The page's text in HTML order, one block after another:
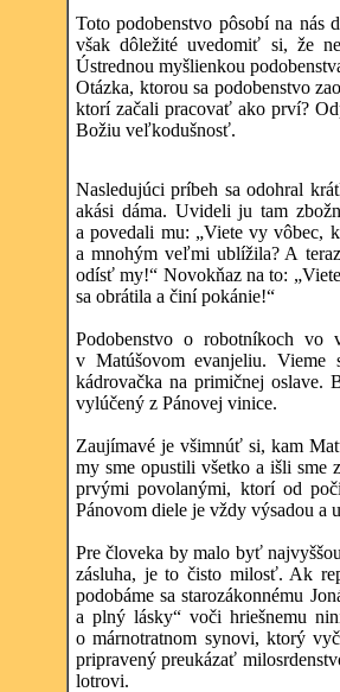
Toto podobenstvo pôsobí na nás
však dôležité uvedomiť si, že
Ústrednou myšlienkou
Otázka, ktorou sa podobenstvo
ktorí začali pracovať ako prví?
Božiu veľkodušnosť.
Nasledujúci príbeh sa odohral
akási dáma. Uvideli ju tam
a povedali mu: „Viete vy vôbec,
a mnohým veľmi ublížila? A
odísť my!“ Novokňaz na to:
sa obrátila a činí pokánie!“
Podobenstvo o robotníkoch vo
v Matúšovom evanjeliu.
kádrovačka na primičnej oslave.
vylúčený z Pánovej vinice.
Zaujímavé je všimnúť si, kam
my sme opustili všetko a išli sme
prvými povolanými, ktorí od
Pánovom diele je vždy výsadou a
Pre človeka by malo byť
zásluha, je to čisto milosť. Ak
podobáme sa starozákonnému
a plný lásky“ voči hriešnemu
o márnotratnom synovi, ktorý
pripravený preukázať
lotrovi.